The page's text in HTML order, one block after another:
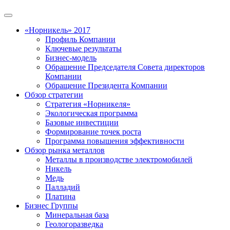
«Норникель» 2017
Профиль Компании
Ключевые результаты
Бизнес-модель
Обращение Председателя Совета директоров
Компании
Обращение Президента Компании
Обзор стратегии
Стратегия «Норникеля»
Экологическая программа
Базовые инвестиции
Формирование точек роста
Программа повышения эффективности
Обзор рынка металлов
Металлы в производстве электромобилей
Никель
Медь
Палладий
Платина
Бизнес Группы
Минеральная база
Геологоразведка